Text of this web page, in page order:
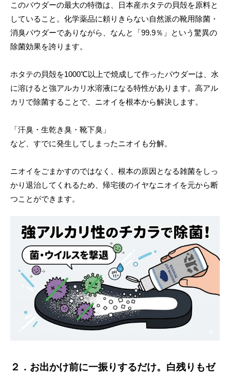
このパウダーの最大の特徴は、日本産ホタテの貝殻を原料と
していること。化学薬品に頼りきらない自然派の靴用除菌・
消臭パウダーでありながら、なんと「99.9％」という驚異の
除菌効果を誇ります。
ホタテの貝殻を1000℃以上で焼成して作ったパウダーは、水
に溶けると強アルカリ水溶液になる特性があります。高アル
カリで除菌することで、ニオイを根本から解決します。
「汗臭・生乾き臭・靴下臭」
など、すでに発生してしまったニオイも分解。
ニオイをごまかすのではなく、根本の原因となる雑菌をしっ
かり退治してくれるため、帰宅後のイヤなニオイを元から断
つことができます。
２．お出かけ前に一振りするだけ。白残りもゼ